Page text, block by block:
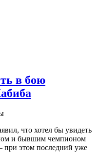
в бою
что хотел бы увидеть
и бывшим чемпионом
этом последний уже